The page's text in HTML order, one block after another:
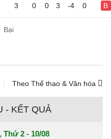
3 0 0 3 -4 0 B
Bại
Theo Thể thao & Văn hóa
- KẾT QUẢ
2 - 10/08